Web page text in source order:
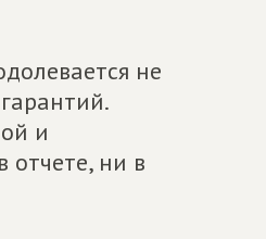
не
и
отчете, ни в